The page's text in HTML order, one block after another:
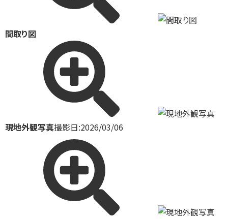
間取り図
現地外観写真撮影日:2026/03/06